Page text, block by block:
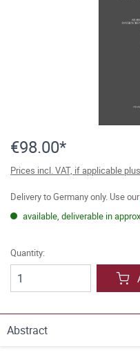
€98.00*
Prices incl. VAT, if applicable
Delivery to Germany only. Use our
available, deliverable in
Quantity:
Abstract